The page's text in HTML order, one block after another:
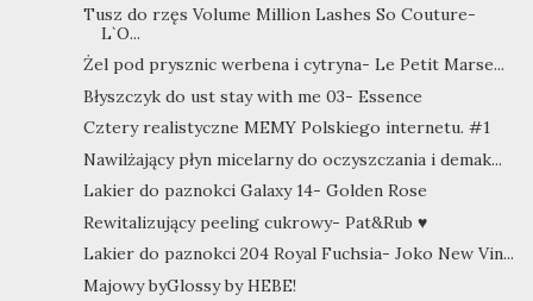
Tusz do rzęs Volume Million Lashes So Couture-
L`O...
Żel pod prysznic werbena i cytryna- Le Petit Marse...
Błyszczyk do ust stay with me 03- Essence
Cztery realistyczne MEMY Polskiego internetu. #1
Nawilżający płyn micelarny do oczyszczania i demak...
Lakier do paznokci Galaxy 14- Golden Rose
Rewitalizujący peeling cukrowy- Pat&Rub ♥
Lakier do paznokci 204 Royal Fuchsia- Joko New Vin...
Majowy byGlossy by HEBE!